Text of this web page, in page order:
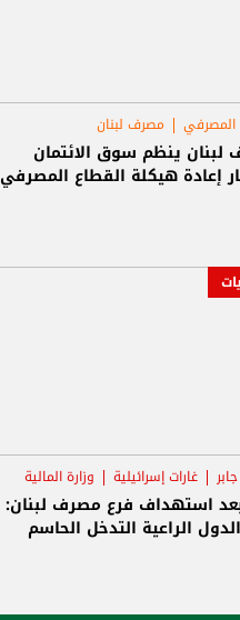
المصرفي مصرف لبنان
ينظم سوق الائتمان
إعادة هيكلة القطاع المصرفي
غارات إسرائيلية وزارة المالية
استهداف فرع مصرف لبنان:
الراعية التدخل الحاسم